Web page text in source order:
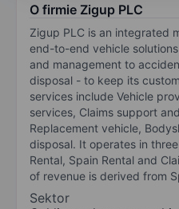
O firmie Zigup PLC
Zigup PLC is an integrated
end-to-end vehicle
and management to
disposal - to keep its
services include Vehicle
services, Claims support
Replacement vehicle,
disposal. It operates in
Rental, Spain Rental and
of revenue is derived from
Sektor